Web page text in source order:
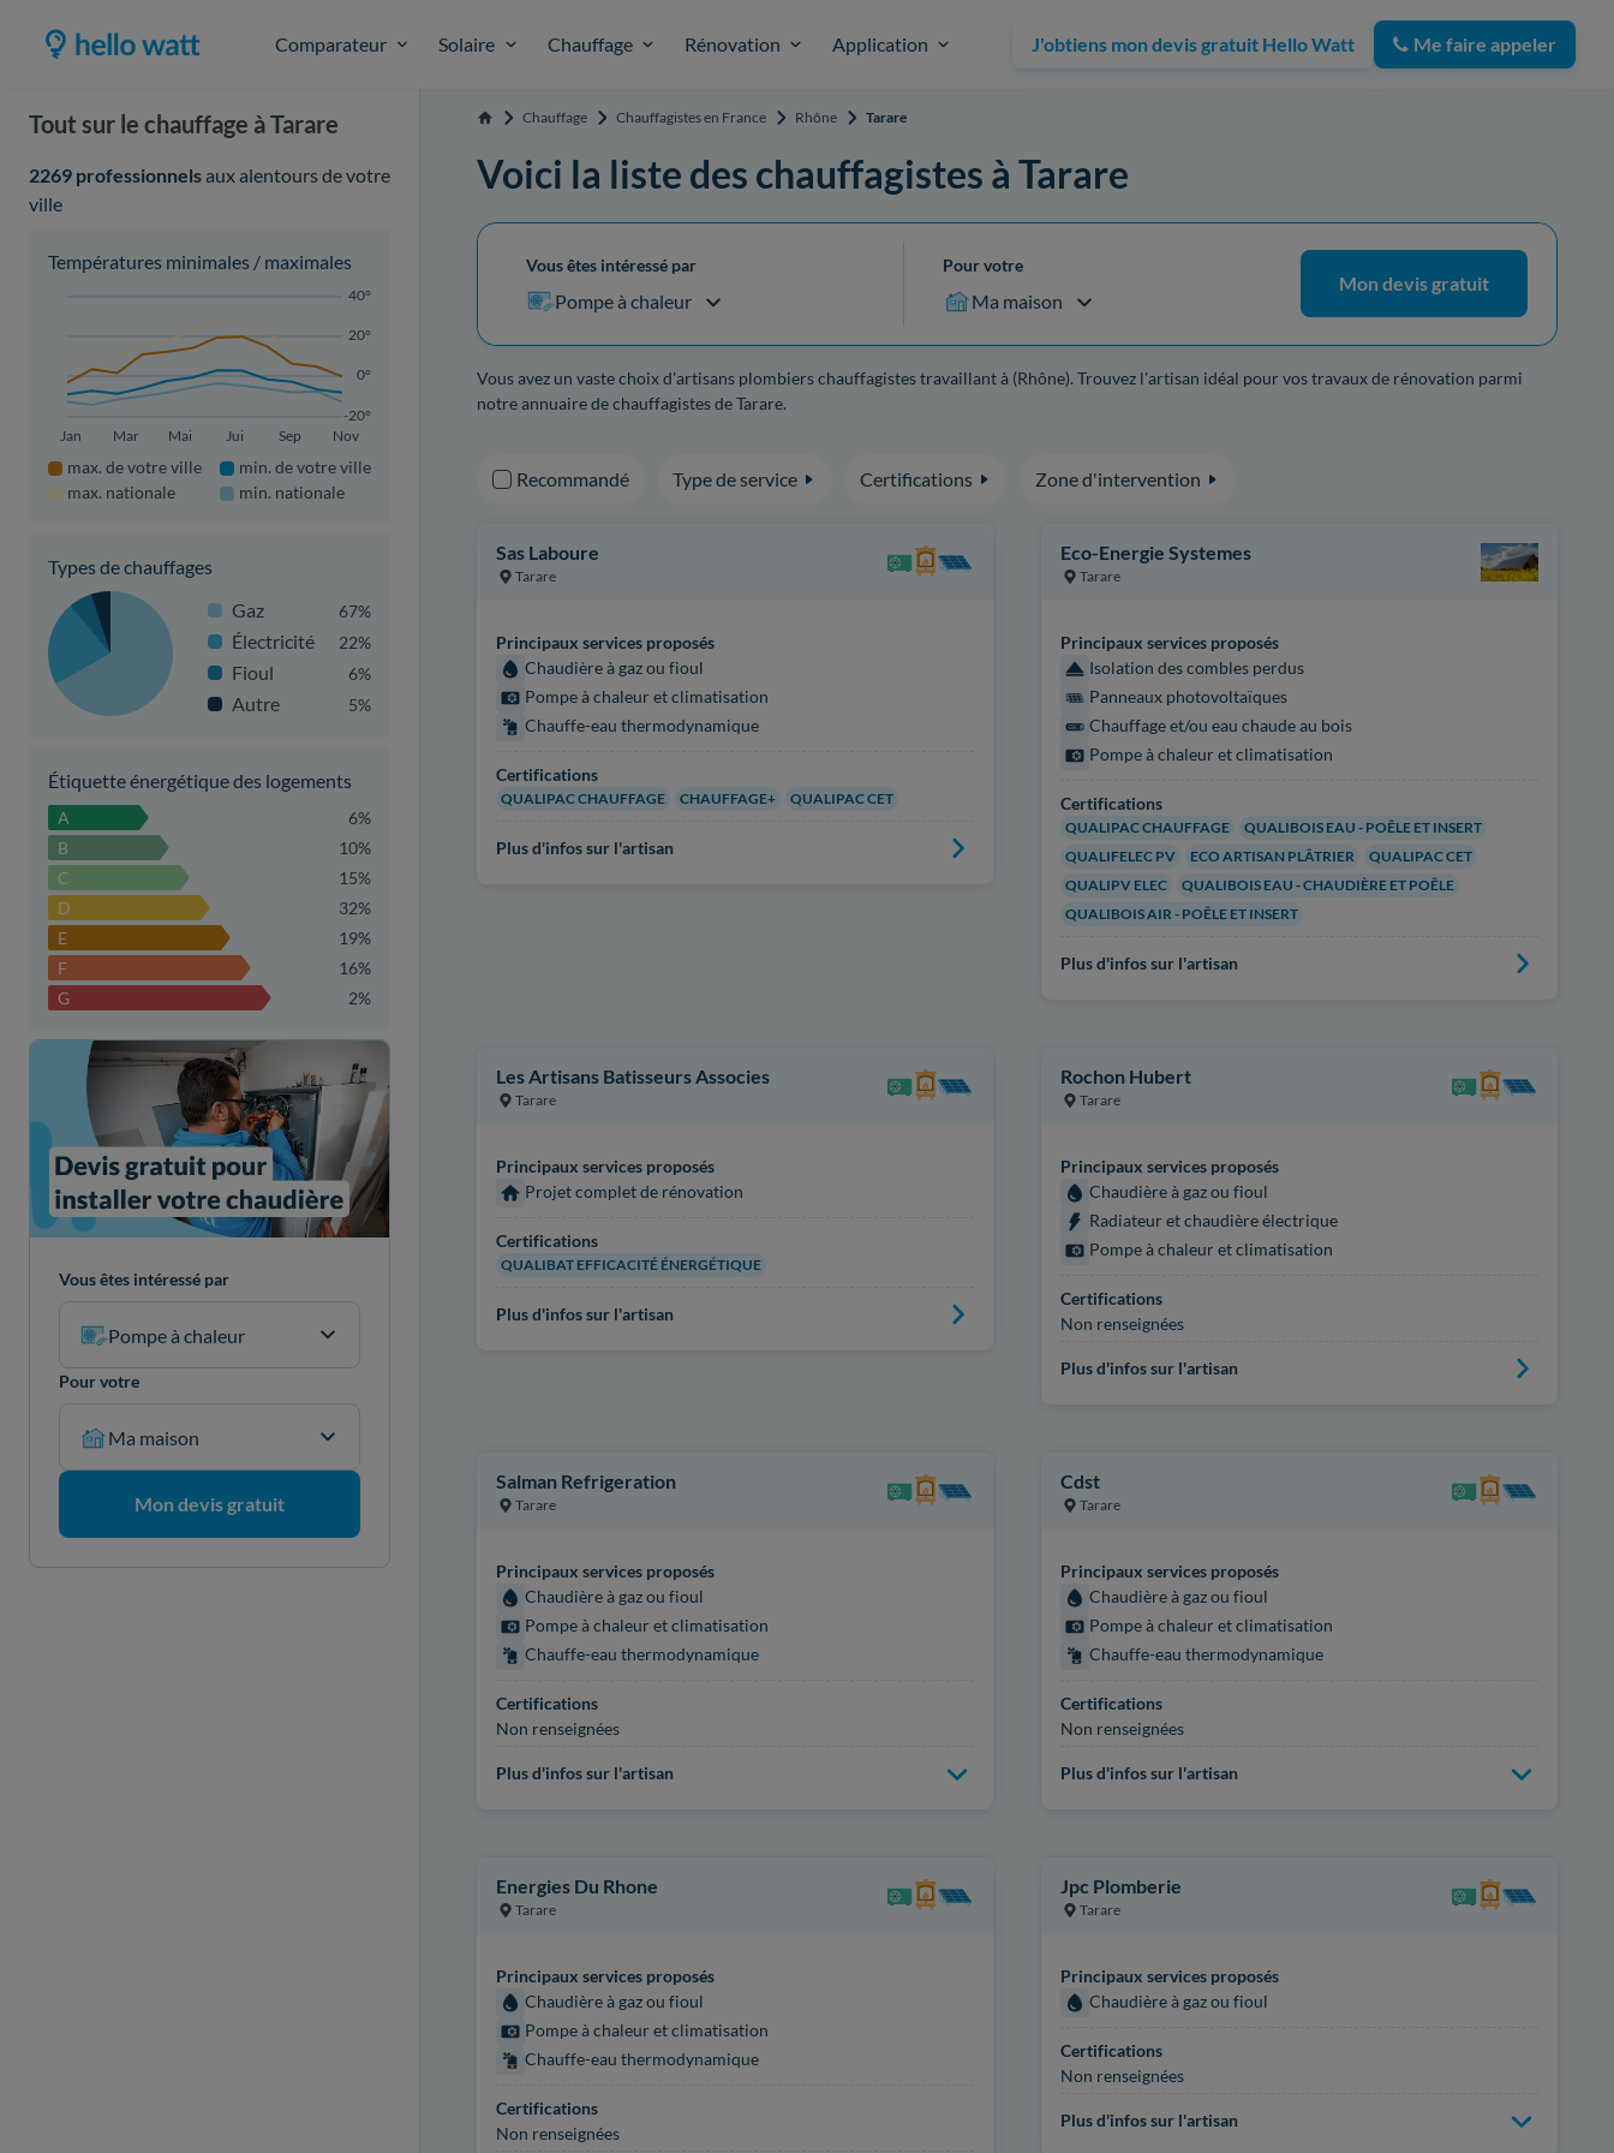
Comparateur Solaire Chauffage Rénovation Application J'obtiens mon devis gratuit Hello Watt Me faire appeler
Tout sur le chauffage à Tarare
2269 professionnelsaux alentours de votre
ville
Températures minimales / maximales
-20°
0°
20°
40°
Jan Mar Mai Jui Sep Nov
max. de votre ville
max. nationale
min. de votre ville
min. nationale
Types de chauffages
Gaz
67%
Électricité 22%
Fioul 6%
Autre 5%
Étiquette énergétique des logements
A
6%
B
10%
C
15%
D
32%
E
19%
F
16%
G
2%
Vous êtes intéressé par
Pompe à chaleur
Pour votre
Ma maison
Mon devis gratuit
Accueil Chauffage Chauffagistes en France Rhône Tarare
Voici la liste des chauffagistes à Tarare
Vous êtes intéressé par
Pompe à chaleur
Pour votre
Ma maison
Mon devis gratuit
Vous avez un vaste choix d'artisans plombiers chauffagistes travaillant à (Rhône). Trouvez l'artisan idéal pour vos travaux de rénovation parmi
notre annuaire de chauffagistes de Tarare.
Recommandé Type de service Certifications Zone d'intervention
Sas Laboure
Tarare
Principaux services proposés
Chaudière à gaz ou fioul
Pompe à chaleur et climatisation
Chauffe-eau thermodynamique
Certifications
QUALIPAC CHAUFFAGE CHAUFFAGE+ QUALIPAC CET
Plus d'infos sur l'artisan
Eco-Energie Systemes
Tarare
Principaux services proposés
Isolation des combles perdus
Panneaux photovoltaïques
Chauffage et/ou eau chaude au bois
Pompe à chaleur et climatisation
Certifications
QUALIPAC CHAUFFAGE
QUALIBOIS EAU - POÊLE ET INSERT
QUALIFELEC PV
ECO ARTISAN PLÂTRIER
QUALIPAC CET
QUALIPV ELEC
QUALIBOIS EAU - CHAUDIÈRE ET POÊLE
QUALIBOIS AIR - POÊLE ET INSERT
Plus d'infos sur l'artisan
Les Artisans Batisseurs Associes
Tarare
Principaux services proposés
Projet complet de rénovation
Certifications
QUALIBAT EFFICACITÉ ÉNERGÉTIQUE
Plus d'infos sur l'artisan
Rochon Hubert
Tarare
Principaux services proposés
Chaudière à gaz ou fioul
Radiateur et chaudière électrique
Pompe à chaleur et climatisation
Certifications
Non renseignées
Plus d'infos sur l'artisan
Salman Refrigeration
Tarare
Principaux services proposés
Chaudière à gaz ou fioul
Pompe à chaleur et climatisation
Chauffe-eau thermodynamique
Certifications
Non renseignées
Plus d'infos sur l'artisan
Cdst
Tarare
Principaux services proposés
Chaudière à gaz ou fioul
Pompe à chaleur et climatisation
Chauffe-eau thermodynamique
Certifications
Non renseignées
Plus d'infos sur l'artisan
Energies Du Rhone
Tarare
Principaux services proposés
Chaudière à gaz ou fioul
Pompe à chaleur et climatisation
Chauffe-eau thermodynamique
Certifications
Non renseignées
Jpc Plomberie
Tarare
Principaux services proposés
Chaudière à gaz ou fioul
Certifications
Non renseignées
Plus d'infos sur l'artisan